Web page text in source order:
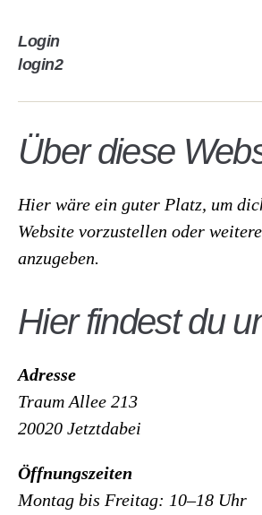
Login
login2
Über diese
Hier wäre ein guter Platz, um
Website vorzustellen oder
anzugeben.
Hier findest du
Adresse
Traum Allee 213
20020 Jetztdabei
Öffnungszeiten
Montag bis Freitag: 10–18 Uhr